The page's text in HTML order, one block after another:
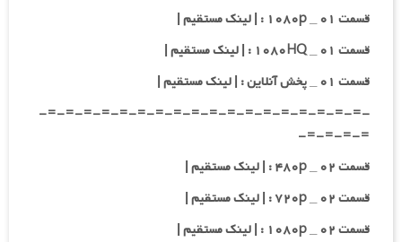
قسمت ۰۱ _ ۱۰۸۰p : | لینک مستقیم |
قسمت ۰۱ _ ۱۰۸۰HQ : | لینک مستقیم |
قسمت ۰۱ _ پخش آنلاین : | لینک مستقیم |
-=-=-=-=-=-=-=-=-=-=-=-=-=-=-=-=-=-=-
=-=-=-=-
قسمت ۰۲ _ ۴۸۰p : | لینک مستقیم |
قسمت ۰۲ _ ۷۲۰p : | لینک مستقیم |
قسمت ۰۲ _ ۱۰۸۰p : | لینک مستقیم |